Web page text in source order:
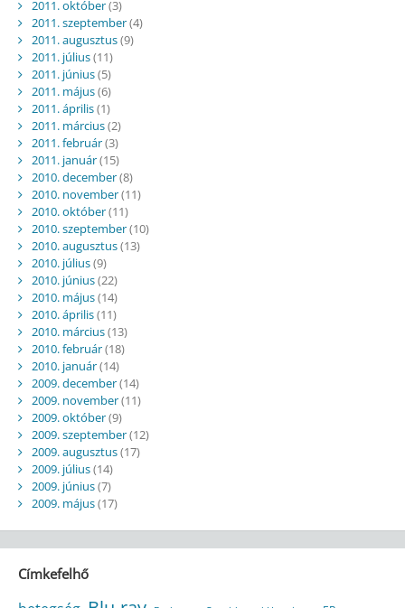
2011. október(3)
2011. szeptember(4)
2011. augusztus(9)
2011. július(11)
2011. június(5)
2011. május(6)
2011. április(1)
2011. március(2)
2011. február(3)
2011. január(15)
2010. december(8)
2010. november(11)
2010. október(11)
2010. szeptember(10)
2010. augusztus(13)
2010. július(9)
2010. június(22)
2010. május(14)
2010. április(11)
2010. március(13)
2010. február(18)
2010. január(14)
2009. december(14)
2009. november(11)
2009. október(9)
2009. szeptember(12)
2009. augusztus(17)
2009. július(14)
2009. június(7)
2009. május(17)
Címkefelhő